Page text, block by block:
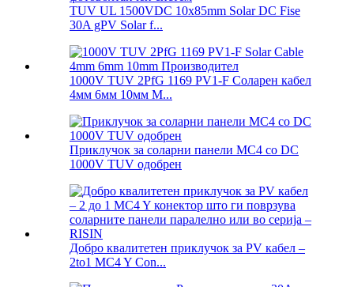
TUV UL 1500VDC 10x85mm Solar DC Fise
30A gPV Solar f...
1000V TUV 2PfG 1169 PV1-F Соларен кабел
4мм 6мм 10мм М...
Приклучок за соларни панели MC4 со DC
1000V TUV одобрен
Добро квалитетен приклучок за PV кабел –
2to1 MC4 Y Con...